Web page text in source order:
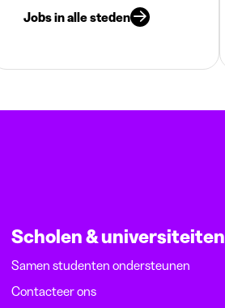
Jobs in alle steden
Scholen & universiteiten
Samen studenten ondersteunen
Contacteer ons